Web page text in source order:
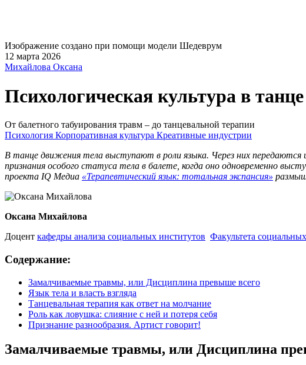
Изображение создано при помощи модели Шедеврум
12 марта 2026
Михайлова Оксана
Психологическая культура в танце
От балетного табуирования травм – до танцевальной терапии
Психология Корпоративная культура Креативные индустрии
В танце движения тела выступают в роли языка. Через них передаются
признания особого статуса тела в балете, когда оно одновременно
проекта IQ Медиа «Терапевтический язык: тотальная экспансия»
Оксана Михайлова
Доцент кафедры анализа социальных институтов Факультета
Содержание:
Замалчиваемые травмы, или Дисциплина превыше всего
Язык тела и власть взгляда
Танцевальная терапия как ответ на молчание
Роль как ловушка: слияние с ней и потеря себя
Признание разнообразия. Артист говорит!
Замалчиваемые травмы, или Дисциплина